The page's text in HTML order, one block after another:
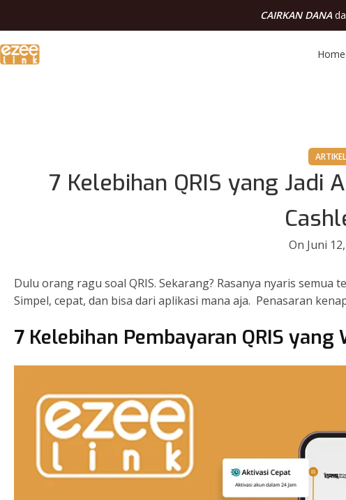
CAIRKAN DANA
Home
ARTIKEL
7 Kelebihan QRIS yang Jadi
On Juni
Dulu orang ragu soal QRIS. Sekarang? Rasanya nyaris
Simpel, cepat, dan bisa dari aplikasi mana aja. Penasaran
7 Kelebihan Pembayaran QRIS yang